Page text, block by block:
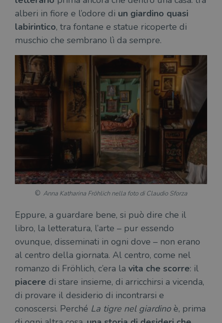
alberi in fiore e l’odore di un giardino quasi
labirintico, tra fontane e statue ricoperte di
muschio che sembrano lì da sempre.
Anna Katharina Fröhlich nella foto di Claudio Sforza
Eppure, a guardare bene, si può dire che il
libro, la letteratura, l’arte – pur essendo
ovunque, disseminati in ogni dove – non erano
al centro della giornata. Al centro, come nel
romanzo di Fröhlich, c’era la vita che scorre: il
piacere di stare insieme, di arricchirsi a vicenda,
di provare il desiderio di incontrarsi e
conoscersi. Perché La tigre nel giardinoè, prima